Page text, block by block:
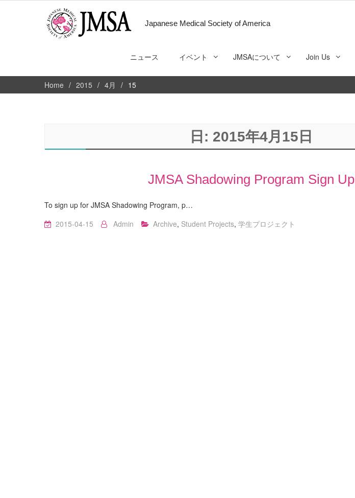
Japanese Medical Society of America
ニュース イベント JMSAについて Join Us
Home 2015 4月 15
日: 2015年4月15日
JMSA Shadowing Program Sign Up
To sign up for JMSA Shadowing Program, p…
2015-04-15
Admin Archive, Student Projects, 学生プロジェクト